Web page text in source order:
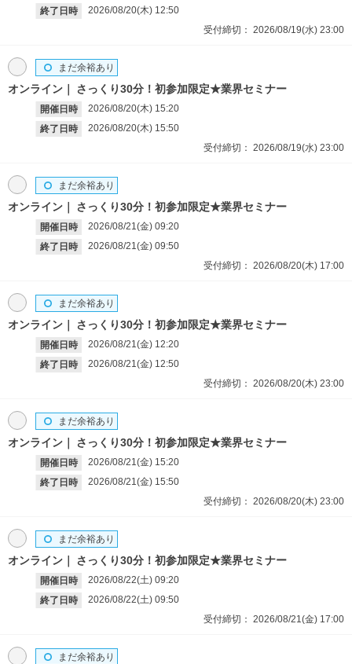
終了日時 2026/08/20(木) 12:50
受付締切： 2026/08/19(水) 23:00
オンライン さっくり30分！初参加限定★業界セミナー
開催日時 2026/08/20(木) 15:20
終了日時
2026/08/20(木) 15:50
まだ余裕あり
受付締切： 2026/08/19(水) 23:00
オンライン さっくり30分！初参加限定★業界セミナー
開催日時 2026/08/21(金) 09:20
終了日時
2026/08/21(金) 09:50
まだ余裕あり
受付締切： 2026/08/20(木) 17:00
オンライン さっくり30分！初参加限定★業界セミナー
開催日時 2026/08/21(金) 12:20
終了日時
2026/08/21(金) 12:50
まだ余裕あり
受付締切： 2026/08/20(木) 23:00
オンライン さっくり30分！初参加限定★業界セミナー
開催日時 2026/08/21(金) 15:20
終了日時
2026/08/21(金) 15:50
まだ余裕あり
受付締切： 2026/08/20(木) 23:00
オンライン さっくり30分！初参加限定★業界セミナー
開催日時 2026/08/22(土) 09:20
終了日時
2026/08/22(土) 09:50
まだ余裕あり
受付締切： 2026/08/21(金) 17:00
まだ余裕あり